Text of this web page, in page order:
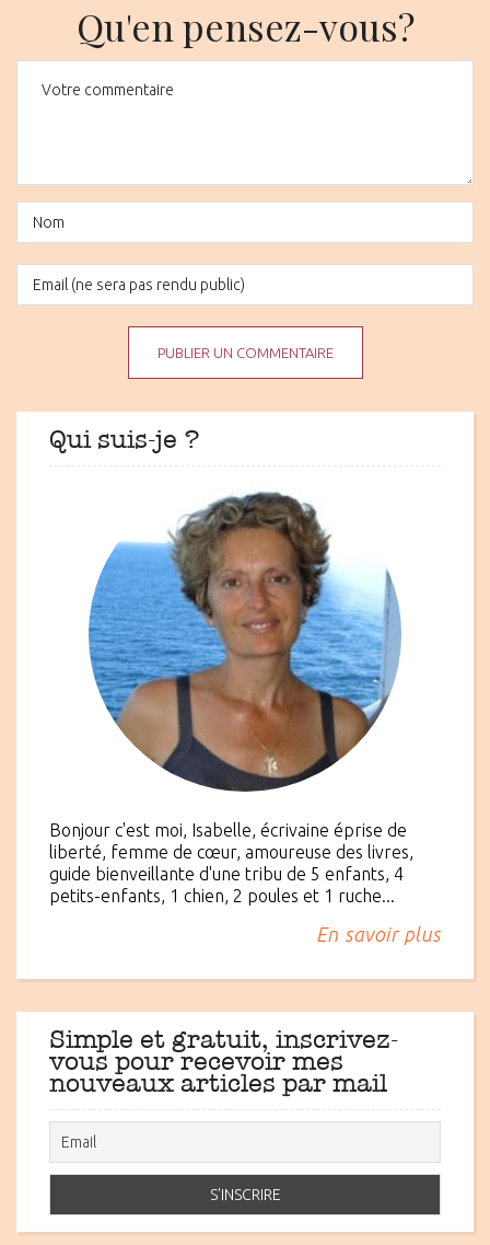
Qu'en pensez-vous?
Qui suis-je ?
Bonjour c'est moi, Isabelle, écrivaine éprise de
liberté, femme de cœur, amoureuse des livres,
guide bienveillante d'une tribu de 5 enfants, 4
petits-enfants, 1 chien, 2 poules et 1 ruche...
En savoir plus
Simple et gratuit, inscrivez-
vous pour recevoir mes
nouveaux articles par mail